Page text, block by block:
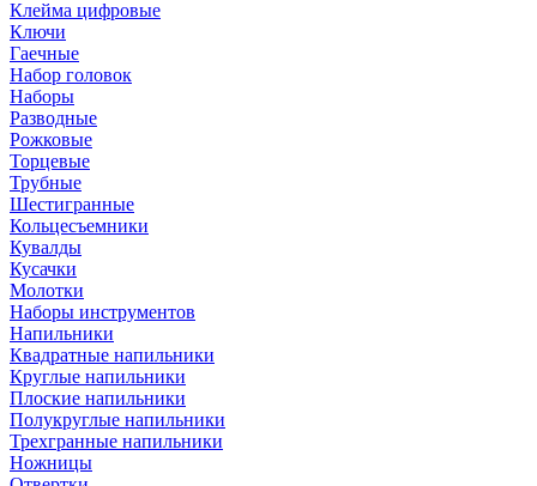
Клейма цифровые
Ключи
Гаечные
Набор головок
Наборы
Разводные
Рожковые
Торцевые
Трубные
Шестигранные
Кольцесъемники
Кувалды
Кусачки
Молотки
Наборы инструментов
Напильники
Квадратные напильники
Круглые напильники
Плоские напильники
Полукруглые напильники
Трехгранные напильники
Ножницы